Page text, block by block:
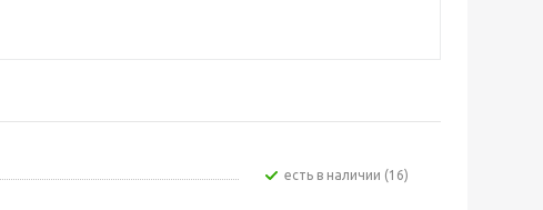
Есть в наличии (16)